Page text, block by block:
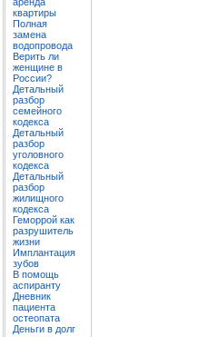
квартиры
Полная
замена
водопровода
Верить ли
женщине в
России?
Детальный
разбор
семейного
кодекса
Детальный
разбор
уголовного
кодекса
Детальный
разбор
жилищного
кодекса
Геморрой как
разрушитель
жизни
Имплантация
зубов
В помощь
аспиранту
Дневник
пациента
остеопата
Деньги в долг